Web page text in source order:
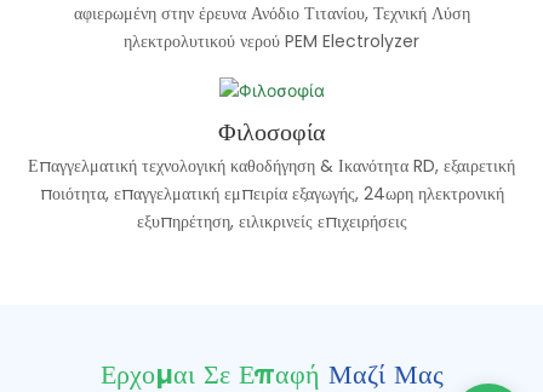
αφιερωμένη στην έρευνα Ανόδιο Τιτανίου, Τεχνική Λύση
ηλεκτρολυτικού νερού PEM Electrolyzer
Φιλοσοφία
Επαγγελματική τεχνολογική καθοδήγηση & Ικανότητα RD, εξαιρετική
ποιότητα, επαγγελματική εμπειρία εξαγωγής, 24ωρη ηλεκτρονική
εξυπηρέτηση, ειλικρινείς επιχειρήσεις
Ερχομαι Σε Επαφή Μαζί Μας